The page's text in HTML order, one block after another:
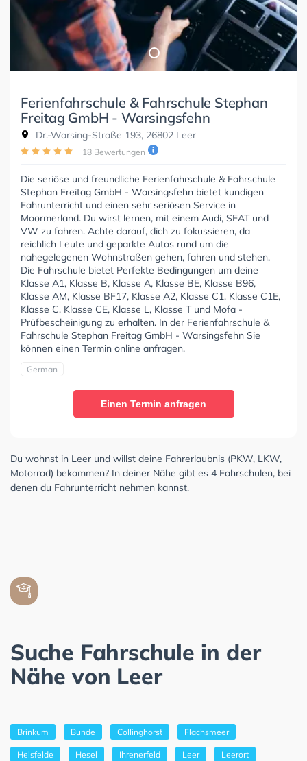
Ferienfahrschule & Fahrschule Stephan
Freitag GmbH - Warsingsfehn
Dr.-Warsing-Straße 193, 26802 Leer
18 Bewertungen
Die seriöse und freundliche Ferienfahrschule & Fahrschule
Stephan Freitag GmbH - Warsingsfehn bietet kundigen
Fahrunterricht und einen sehr seriösen Service in
Moormerland. Du wirst lernen, mit einem Audi, SEAT und
VW zu fahren. Achte darauf, dich zu fokussieren, da
reichlich Leute und geparkte Autos rund um die
nahegelegenen Wohnstraßen gehen, fahren und stehen.
Die Fahrschule bietet Perfekte Bedingungen um deine
Klasse A1, Klasse B, Klasse A, Klasse BE, Klasse B96,
Klasse AM, Klasse BF17, Klasse A2, Klasse C1, Klasse C1E,
Klasse C, Klasse CE, Klasse L, Klasse T und Mofa -
Prüfbescheinigung zu erhalten. In der Ferienfahrschule &
Fahrschule Stephan Freitag GmbH - Warsingsfehn Sie
können einen Termin online anfragen.
German
Einen Termin anfragen
Du wohnst in Leer und willst deine Fahrerlaubnis (PKW, LKW,
Motorrad) bekommen? In deiner Nähe gibt es 4 Fahrschulen, bei
denen du Fahrunterricht nehmen kannst.
Suche Fahrschule in der
Nähe von Leer
Brinkum Bunde Collinghorst Flachsmeer
Heisfelde Hesel Ihrenerfeld Leer Leerort